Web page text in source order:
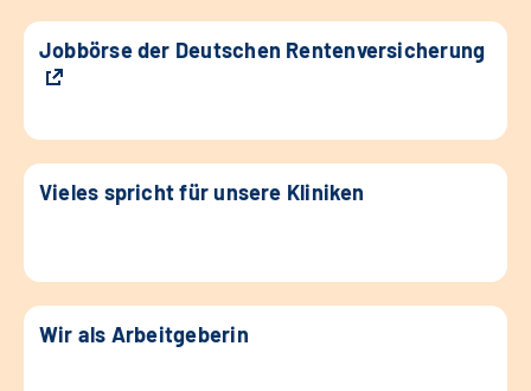
Jobbörse der Deutschen Rentenversicherung
Vieles spricht für unsere Kliniken
Wir als Arbeitgeberin